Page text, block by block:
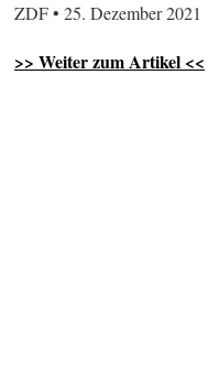
ZDF • 25. Dezember 2021
>> Weiter zum Artikel <<